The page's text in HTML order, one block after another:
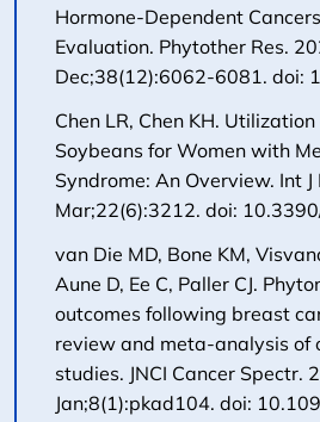
Hormone-Dependent
Evaluation. Phytother Res.
Dec;38(12):6062-6081. doi:
Chen LR, Chen KH.
Soybeans for Women with
Syndrome: An Overview. Int
Mar;22(6):3212. doi:
van Die MD, Bone KM,
Aune D, Ee C, Paller CJ.
outcomes following breast
review and meta-analysis of
studies. JNCI Cancer Spectr.
Jan;8(1):pkad104. doi: